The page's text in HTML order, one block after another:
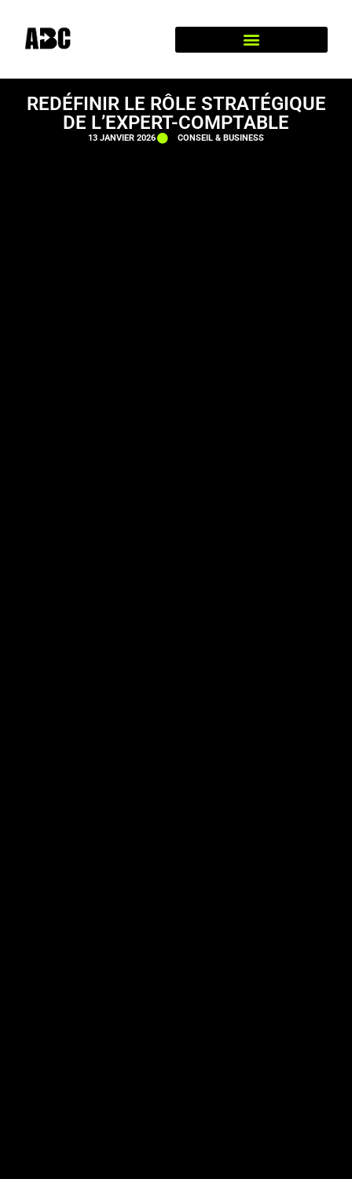
REDÉFINIR LE RÔLE STRATÉGIQUE
DE L’EXPERT-COMPTABLE
13 JANVIER 2026 CONSEIL & BUSINESS